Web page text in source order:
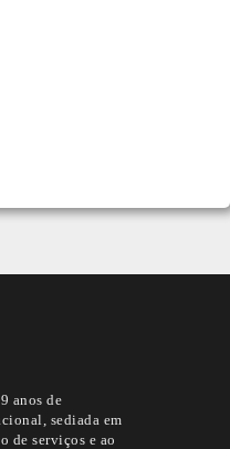
anos de
sediada em
de serviços e ao